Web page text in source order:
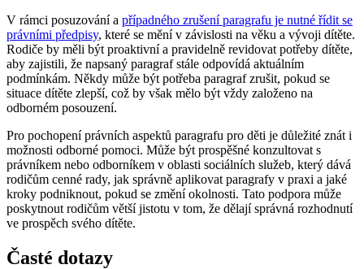
V rámci posuzování a případného zrušení paragrafu je nutné řídit se
právními předpisy, které se mění v závislosti na věku a vývoji dítěte.
Rodiče by měli být proaktivní a pravidelně revidovat potřeby dítěte,
aby zajistili, že napsaný paragraf stále odpovídá aktuálním
podmínkám. Někdy může být potřeba paragraf zrušit, pokud se
situace dítěte zlepší, což by však mělo být vždy založeno na
odborném posouzení.
Pro pochopení právních aspektů paragrafu pro děti je důležité znát i
možnosti odborné pomoci. Může být prospěšné konzultovat s
právníkem nebo odborníkem v oblasti sociálních služeb, který dává
rodičům cenné rady, jak správně aplikovat paragrafy v praxi a jaké
kroky podniknout, pokud se změní okolnosti. Tato podpora může
poskytnout rodičům větší jistotu v tom, že dělají správná rozhodnutí
ve prospěch svého dítěte.
Časté dotazy